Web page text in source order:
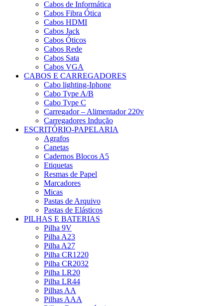
Cabos de Informática
Cabos Fibra Ótica
Cabos HDMI
Cabos Jack
Cabos Óticos
Cabos Rede
Cabos Sata
Cabos VGA
CABOS E CARREGADORES
Cabo lighting-Iphone
Cabo Type A/B
Cabo Type C
Carregador – Alimentador 220v
Carregadores Indução
ESCRITÓRIO-PAPELARIA
Agrafos
Canetas
Cadernos Blocos A5
Etiquetas
Resmas de Papel
Marcadores
Micas
Pastas de Arquivo
Pastas de Elásticos
PILHAS E BATERIAS
Pilha 9V
Pilha A23
Pilha A27
Pilha CR1220
Pilha CR2032
Pilha LR20
Pilha LR44
Pilhas AA
Pilhas AAA